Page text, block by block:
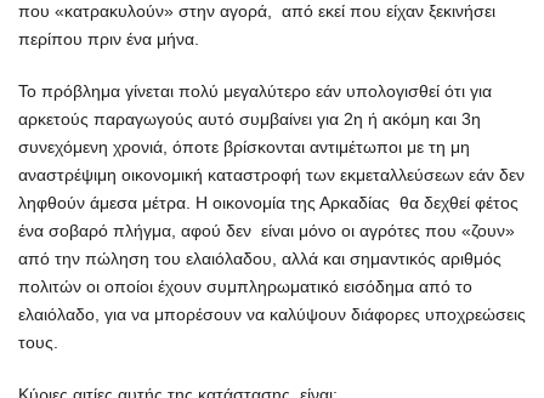
που «κατρακυλούν» στην αγορά, από εκεί που είχαν ξεκινήσει
περίπου πριν ένα μήνα.
Το πρόβλημα γίνεται πολύ μεγαλύτερο εάν υπολογισθεί ότι για
αρκετούς παραγωγούς αυτό συμβαίνει για 2η ή ακόμη και 3η
συνεχόμενη χρονιά, όποτε βρίσκονται αντιμέτωποι με τη μη
αναστρέψιμη οικονομική καταστροφή των εκμεταλλεύσεων εάν δεν
ληφθούν άμεσα μέτρα. Η οικονομία της Αρκαδίας θα δεχθεί φέτος
ένα σοβαρό πλήγμα, αφού δεν είναι μόνο οι αγρότες που «ζουν»
από την πώληση του ελαιόλαδου, αλλά και σημαντικός αριθμός
πολιτών οι οποίοι έχουν συμπληρωματικό εισόδημα από το
ελαιόλαδο, για να μπορέσουν να καλύψουν διάφορες υποχρεώσεις
τους.